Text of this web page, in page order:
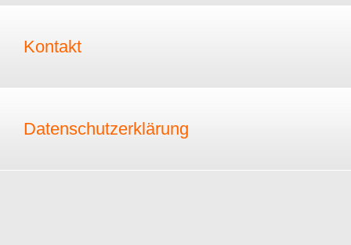
Kontakt
Datenschutzerklärung